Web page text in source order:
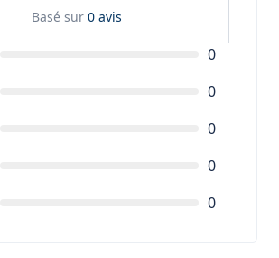
Basé sur 0 avis
0
0
0
0
0